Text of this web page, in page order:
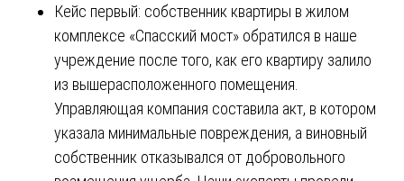
Кейс первый: собственник квартиры в жилом
комплексе «Спасский мост» обратился в наше
учреждение после того, как его квартиру залило
из вышерасположенного помещения.
Управляющая компания составила акт, в котором
указала минимальные повреждения, а виновный
собственник отказывался от добровольного